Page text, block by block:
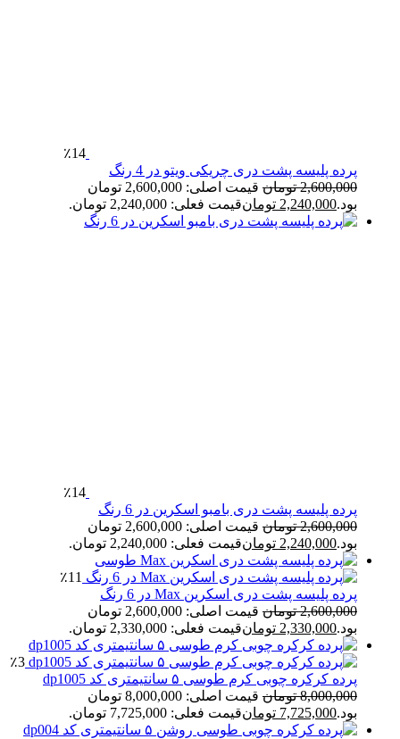
٪14
پرده پلیسه پشت دری چریکی ویتو در 4 رنگ
2,600,000 تومان
قیمت اصلی: 2,600,000 تومان
بود.2,240,000 تومانقیمت فعلی: 2,240,000 تومان.
٪14
پرده پلیسه پشت دری بامبو اسکرین در 6 رنگ
2,600,000 تومان
قیمت اصلی: 2,600,000 تومان
بود.2,240,000 تومانقیمت فعلی: 2,240,000 تومان.
٪11
پرده پلیسه پشت دری اسکرین Max در 6 رنگ
2,600,000 تومان
قیمت اصلی: 2,600,000 تومان
بود.2,330,000 تومانقیمت فعلی: 2,330,000 تومان.
٪3
پرده کرکره چوبی کرم طوسی ۵ سانتیمتری کد dp1005
8,000,000 تومان
قیمت اصلی: 8,000,000 تومان
بود.7,725,000 تومانقیمت فعلی: 7,725,000 تومان.